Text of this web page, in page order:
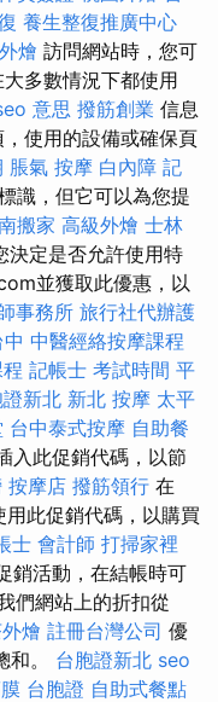
養生整復推廣中心
外燴 訪問網站時，您可
多數情況下都使用
意思 撥筋創業 信息
使用的設備或確保頁
脹氣 按摩 白內障 記
識，但它可以為您提
搬家 高級外燴 士林
決定是否允許使用特
並獲取此優惠，以
事務所 旅行社代辦護
中醫經絡按摩課程
記帳士 考試時間 平
新北 新北 按摩 太平
台中泰式按摩 自助餐
入此促銷代碼，以節
按摩店 撥筋領行 在
此促銷代碼，以購買
士 會計師 打掃家裡
銷活動，在結帳時可
們網站上的折扣從
燴 註冊台灣公司 優
和。 台胞證新北 seo
台胞證 自助式餐點